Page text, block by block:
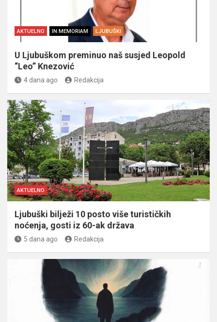
AKTUELNO IN MEMORIAM LJUBUŠKI
U Ljubuškom preminuo naš susjed Leopold
“Leo” Knezović
4 dana ago Redakcija
AKTUELNO
Ljubuški bilježi 10 posto više turističkih
noćenja, gosti iz 60-ak država
5 dana ago Redakcija